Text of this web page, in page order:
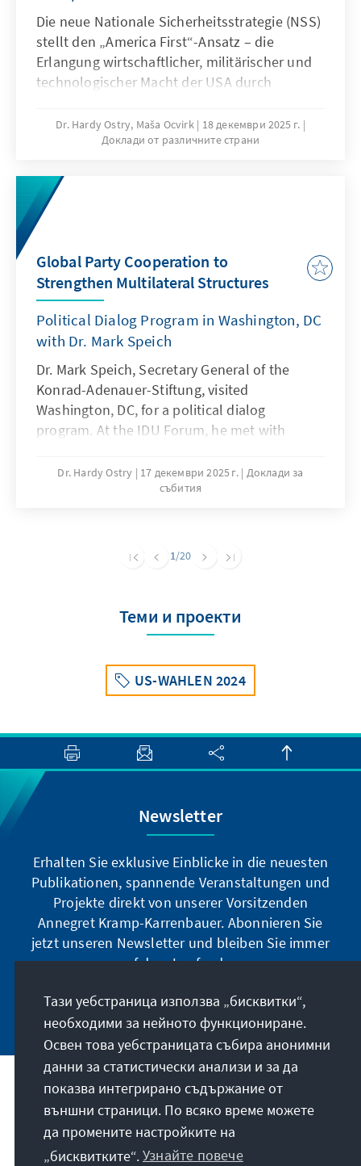
Die neue Nationale Sicherheitsstrategie (NSS)
stellt den „America First“-Ansatz – die
Erlangung wirtschaftlicher, militärischer und
technologischer Macht der USA durch
Erste Reaktionen in Europa waren alarmiert,
da die NSS besorgniserregende allgemeine
Niedergang Europas trifft und damit Fragen
über die Zukunft der wertebasierten
transatlantischen Partnerschaft aufwirft.
bemerkenswert andere Schwerpunkte für das
militärische Engagement der USA in Europa.
Dr. Hardy Ostry, Maša Ocvirk
18 декември 2025 г.
Доклади от различните страни
Global Party Cooperation to
Strengthen Multilateral Structures
Political Dialog Program in Washington, DC
with Dr. Mark Speich
Dr. Mark Speich, Secretary General of the
Konrad-Adenauer-Stiftung, visited
Washington, DC, for a political dialog
program. At the IDU Forum, he met with
center-right parties around the world to
discuss today’s challenges and opportunities
Dr. Hardy Ostry 17 декември 2025 г. Доклади за
събития
1/20
Теми и проекти
US-WAHLEN 2024
Newsletter
Erhalten Sie exklusive Einblicke in die neuesten
Publikationen, spannende Veranstaltungen und
Projekte direkt von unserer Vorsitzenden
Annegret Kramp-Karrenbauer. Abonnieren Sie
jetzt unseren Newsletter und bleiben Sie immer
auf dem Laufenden.
Jetzt abonnieren
Нашата мисия
Контакт
Тази уебстраница използва „бисквитки“,
необходими за нейното функциониране.
Освен това уебстраницата събира анонимни
данни за статистически анализи и за да
показва интегрирано съдържание от
външни страници. По всяко време можете
да промените настройките на
„бисквитките“.Узнайте повече